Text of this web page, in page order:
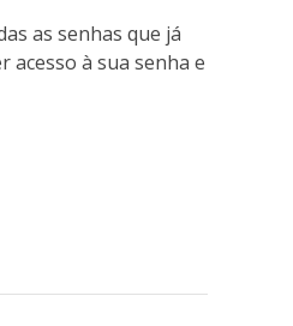
as senhas que já
acesso à sua senha e